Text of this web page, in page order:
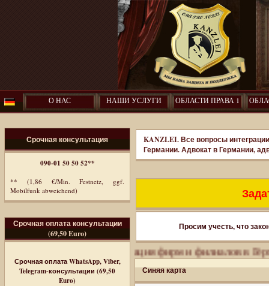
О НАС НАШИ УСЛУГИ ОБЛАСТИ ПРАВА 1
Срочная консультация
090-01 50 50 52**
** (1,86 €/Min. Festnetz, ggf.
Mobilfunk abweichend)
Срочная оплата консультации
(69,50 Euro)
Срочная оплата WhatsApp, Viber,
Telegram-консультации (69,50
Euro)
KANZLEI. Все вопросы
Германии. Адвокат в Германии,
Просим учесть, что
Регистрация фирм и филиалов в Германии.
Синяя карта